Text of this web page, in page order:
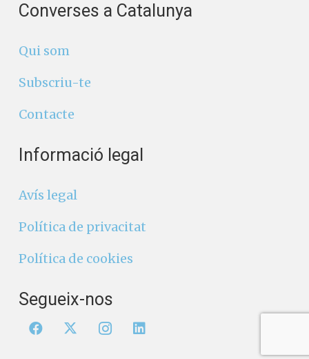
Converses a Catalunya
Qui som
Subscriu-te
Contacte
Informació legal
Avís legal
Política de privacitat
Política de cookies
Segueix-nos